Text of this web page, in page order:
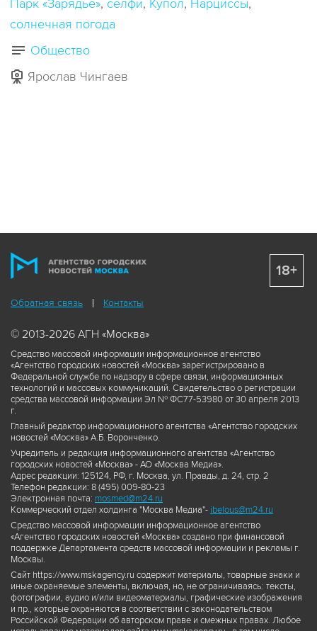
Парк «Зарядье» селфи Купол Нарциссы
солнечная погода
Общество
Ярослав Чингаев
Обратная связь Контакты
© 2013-2026 АГН «Москва»
Средство массовой информации информационное агентство
«Агентство городских новостей «Москва» зарегистрировано в
Федеральной службе по надзору в сфере связи, информационных
технологий и массовых коммуникаций. Свидетельство о регистрации
средства массовой информации Эл № ФС77-53980 от 30 апреля 2013
г.
Главный редактор информационного агентства «Агентство городских
новостей «Москва» А.Б. Воронченко.
Учредитель и редакция информационного агентства «Агентство
городских новостей «Москва» - АО «Москва Медиа».
Адрес редакции: 125124, РФ, г. Москва, ул. Правды, д. 24, стр. 2
Телефон редакции: 8 (495) 009-80-23
Электронная почта: mosmed@m24.ru
Коммерческий отдел холдинга "Москва Медиа"- ibelous@m24.ru
Средство массовой информации информационное агентство
«Агентство городских новостей «Москва» создано при финансовой
поддержке Департамента средств массовой информации и рекламы г.
Москвы.
Сайт https://www.mskagency.ru содержит материалы, товарные знаки и
иные охраняемые элементы, включая, но, не ограничиваясь: тексты,
фотографии, аудио и/или видеоматериалы, графические изображения
и пр., которые охраняются в соответствии с законодательством
Российской Федерации об авторском праве и смежных правах. Любое
18+